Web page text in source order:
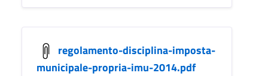
regolamento-disciplina-imposta-
municipale-propria-imu-2014.pdf